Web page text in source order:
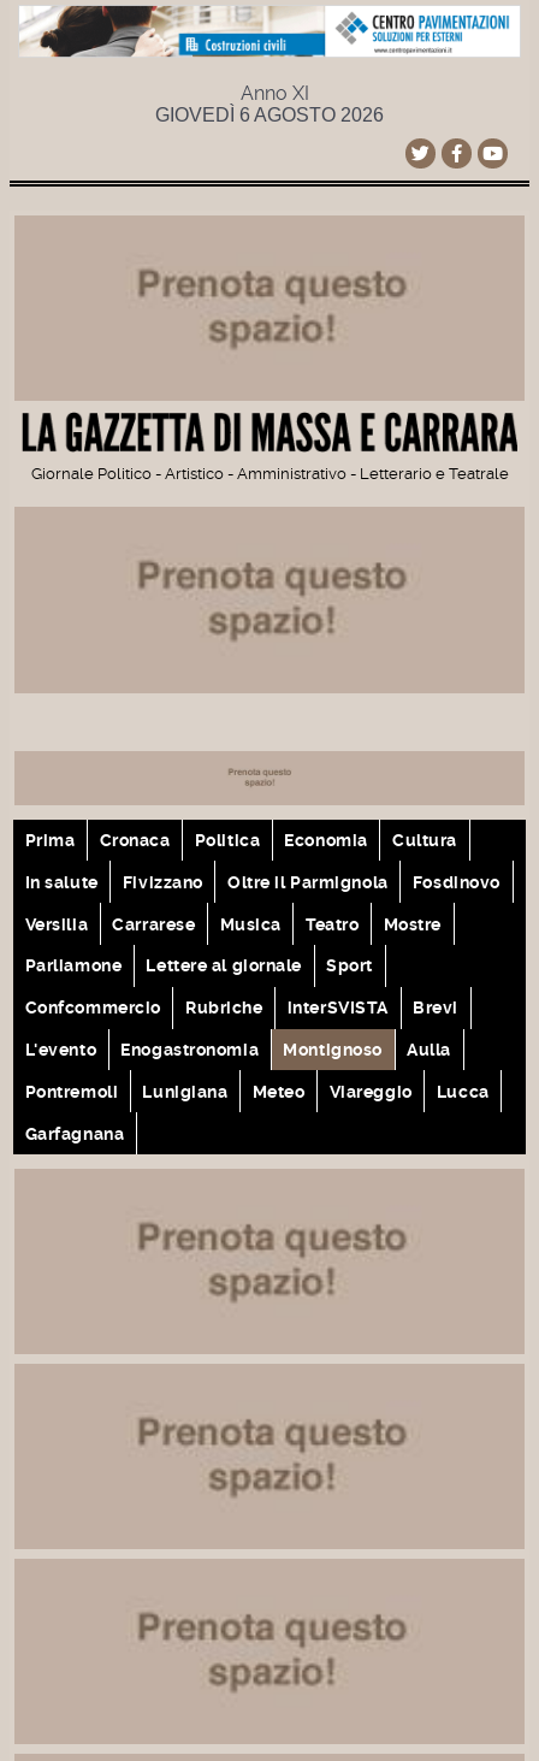
Anno XI
GIOVEDÌ 6 AGOSTO 2026
Giornale Politico - Artistico - Amministrativo - Letterario e Teatrale
Prima Cronaca Politica Economia Cultura
In salute Fivizzano Oltre il Parmignola Fosdinovo
Versilia Carrarese Musica Teatro Mostre
Parliamone Lettere al giornale Sport
Confcommercio Rubriche interSVISTA Brevi
L'evento Enogastronomia Montignoso Aulla
Pontremoli Lunigiana Meteo Viareggio Lucca
Garfagnana